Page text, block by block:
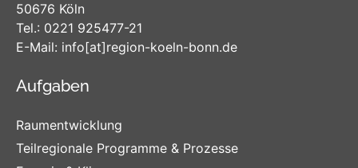
50676 Köln
Tel.: 0221 925477-21
E-Mail: info[at]region-koeln-bonn.de
Aufgaben
Raumentwicklung
Teilregionale Programme & Prozesse